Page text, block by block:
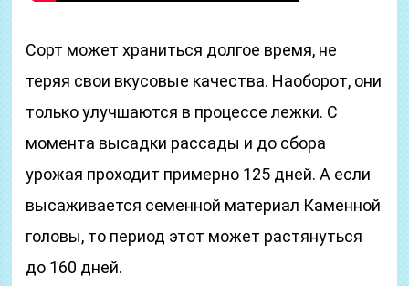
Сорт может храниться долгое время, не
теряя свои вкусовые качества. Наоборот, они
только улучшаются в процессе лежки. С
момента высадки рассады и до сбора
урожая проходит примерно 125 дней. А если
высаживается семенной материал Каменной
головы, то период этот может растянуться
до 160 дней.